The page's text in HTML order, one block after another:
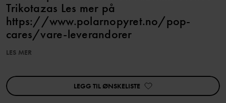
Trikotazas Les mer på
https://www.polarnopyret.no/pop-
cares/vare-leverandorer
Varenummer
Produksjonsland:Litauen
Fabrikk
Les mer
LES MER
LEGG TIL ØNSKELISTE